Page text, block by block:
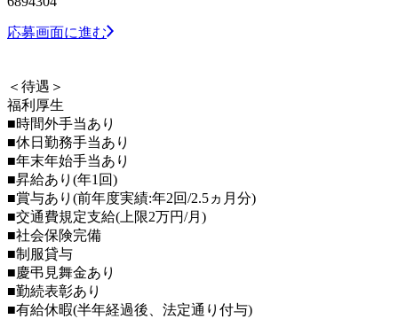
応募画面に進む
＜待遇＞
福利厚生
■時間外手当あり
■休日勤務手当あり
■年末年始手当あり
■昇給あり(年1回)
■賞与あり(前年度実績:年2回/2.5ヵ月分)
■交通費規定支給(上限2万円/月)
■社会保険完備
■制服貸与
■慶弔見舞金あり
■勤続表彰あり
■有給休暇(半年経過後、法定通り付与)